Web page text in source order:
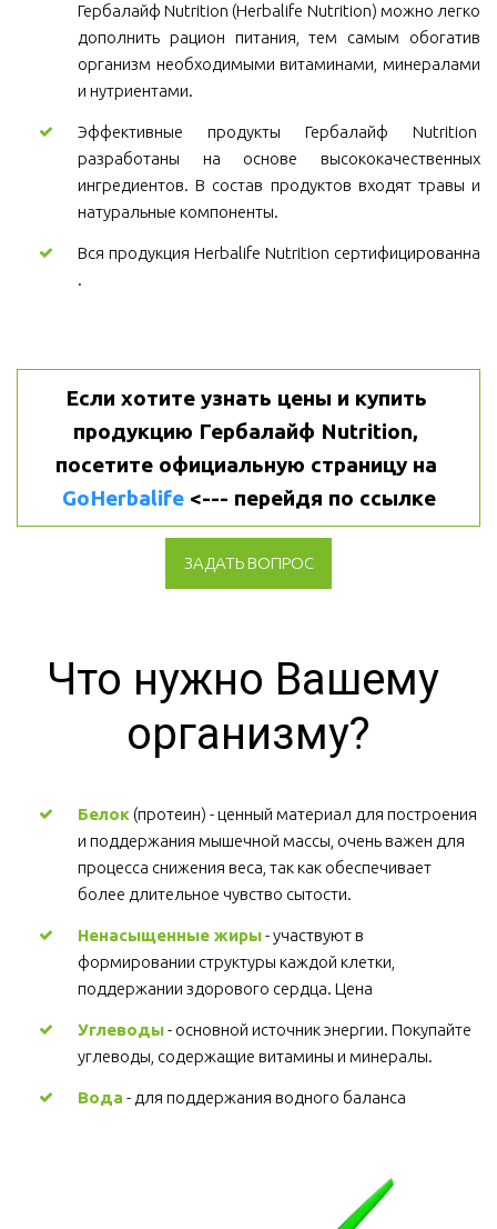
Гербалайф Nutrition (Herbalife Nutrition) можно легко
дополнить рацион питания, тем самым обогатив
организм необходимыми витаминами, минералами
и нутриентами.
Эффективные продукты Гербалайф Nutrition
разработаны на основе высококачественных
ингредиентов. В состав продуктов входят травы и
натуральные компоненты.
Вся продукция Herbalife Nutrition сертифицированна
.
Если хотите узнать цены и купить
продукцию Гербалайф Nutrition,
GoHerbalife <--- перейдя по ссылке
ЗАДАТЬ ВОПРОС
Что нужно Вашему
организму?
Белок (протеин) - ценный материал для построения
и поддержания мышечной массы, очень важен для
процесса снижения веса, так как обеспечивает
более длительное чувство сытости.
Ненасыщенные жиры - участвуют в
формировании структуры каждой клетки,
поддержании здорового сердца. Цена
Углеводы - основной источник энергии. Покупайте
углеводы, содержащие витамины и минералы.
Вода - для поддержания водного баланса